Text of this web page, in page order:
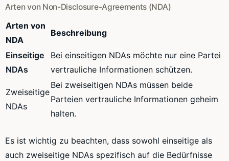
Arten von Non-Disclosure-Agreements (NDA)
Arten von
NDA
Beschreibung
Einseitige
NDAs
Bei einseitigen NDAs möchte nur eine Partei
vertrauliche Informationen schützen.
Zweiseitige
NDAs
Bei zweiseitigen NDAs müssen beide
Parteien vertrauliche Informationen geheim
halten.
Es ist wichtig zu beachten, dass sowohl einseitige als
auch zweiseitige NDAs spezifisch auf die Bedürfnisse